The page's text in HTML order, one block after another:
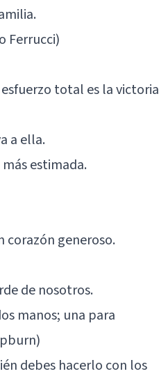
Ferrucci)
total es la victoria
a ella.
estimada.
corazón generoso.
de nosotros.
manos; una para
debes hacerlo con los